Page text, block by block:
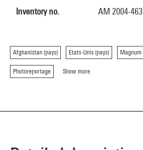
Inventory no. AM 2004-463
Afghanistan (pays) Etats-Unis (pays) Magnum
Photoreportage Show more